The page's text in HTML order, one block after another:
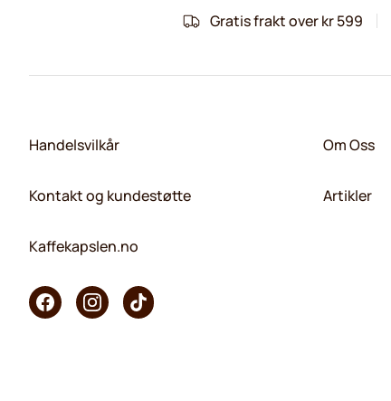
Gratis frakt over kr 599
Handelsvilkår
Kontakt og kundestøtte
Kaffekapslen.no
Om Oss
Artikler